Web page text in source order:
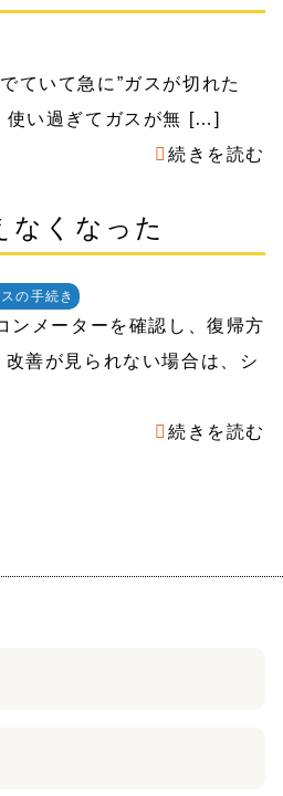
ていて急に”ガスが切れた
使い過ぎてガスが無 […]
続きを読む
なくなった
の手続き
ンメーターを確認し、復帰方
善が見られない場合は、シ
続きを読む